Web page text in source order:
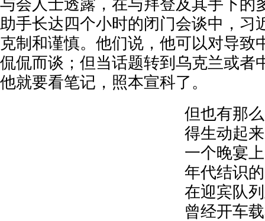
与会人士透露，在与拜登及其手下的
助手长达四个小时的闭门会谈中，习
克制和谨慎。他们说，他可以对导致
侃侃而谈；但当话题转到乌克兰或者
他就要看笔记，照本宣科了。
但也有那
得生动起
一个晚宴
年代结识
在迎宾队
曾经开车